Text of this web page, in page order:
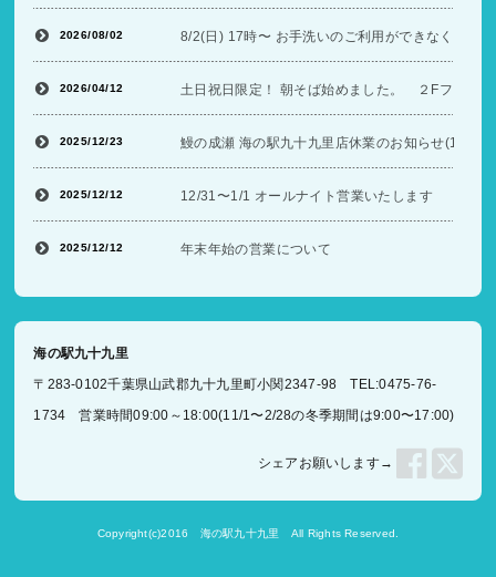
2026/08/02 8/2(日) 17時〜 お手洗いのご利用ができなくなり
2026/04/12 土日祝日限定！ 朝そば始めました。 ２Fフード
2025/12/23 鰻の成瀬 海の駅九十九里店休業のお知らせ(12/26
2025/12/12 12/31〜1/1 オールナイト営業いたします
2025/12/12 年末年始の営業について
海の駅九十九里
〒283-0102千葉県山武郡九十九里町小関2347-98 TEL:0475-76-
1734 営業時間09:00～18:00(11/1〜2/28の冬季期間は9:00〜17:00)
シェアお願いします→
Copyright(c)2016 海の駅九十九里 All Rights Reserved.